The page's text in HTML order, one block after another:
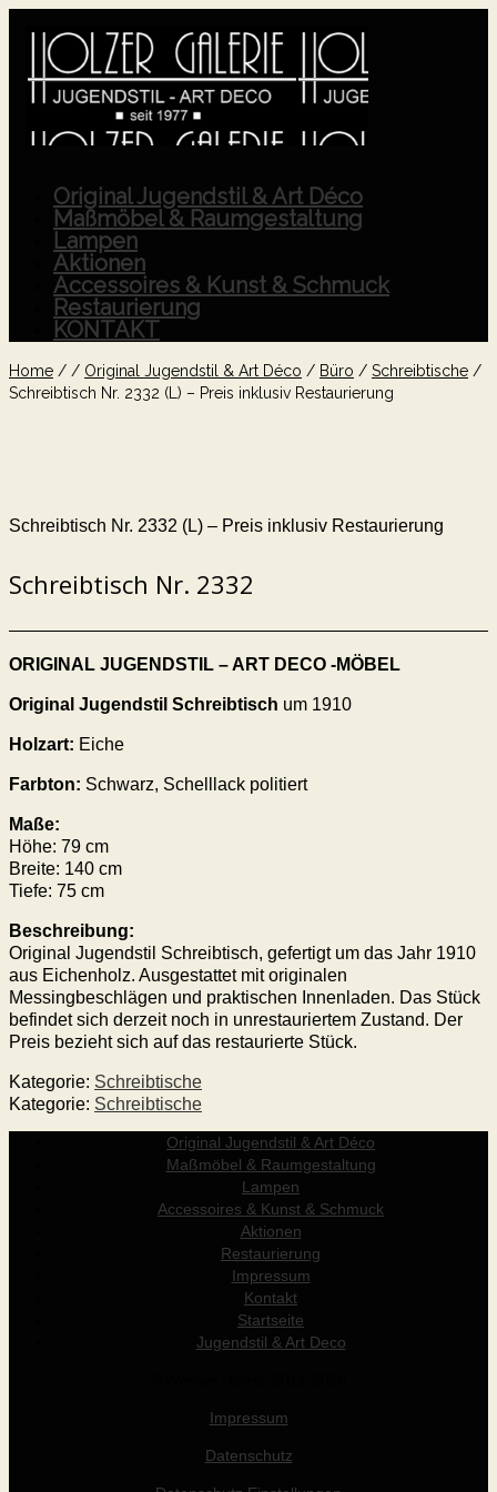
Original Jugendstil & Art Déco
Maßmöbel & Raumgestaltung
Lampen
Aktionen
Accessoires & Kunst & Schmuck
Restaurierung
KONTAKT
Home / / Original Jugendstil & Art Déco / Büro / Schreibtische /
Schreibtisch Nr. 2332 (L) – Preis inklusiv Restaurierung
Schreibtisch Nr. 2332 (L) – Preis inklusiv Restaurierung
Schreibtisch Nr. 2332
ORIGINAL JUGENDSTIL – ART DECO -MÖBEL
Original Jugendstil Schreibtisch um 1910
Holzart: Eiche
Farbton: Schwarz, Schelllack politiert
Maße:
Höhe: 79 cm
Breite: 140 cm
Tiefe: 75 cm
Beschreibung:
Original Jugendstil Schreibtisch, gefertigt um das Jahr 1910
aus Eichenholz. Ausgestattet mit originalen
Messingbeschlägen und praktischen Innenladen. Das Stück
befindet sich derzeit noch in unrestauriertem Zustand. Der
Preis bezieht sich auf das restaurierte Stück.
Kategorie: Schreibtische
Kategorie: Schreibtische
Original Jugendstil & Art Déco
Maßmöbel & Raumgestaltung
Lampen
Accessoires & Kunst & Schmuck
Aktionen
Restaurierung
Impressum
Kontakt
Startseite
Jugendstil & Art Deco
Impressum
Datenschutz